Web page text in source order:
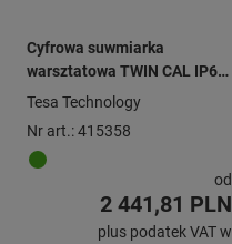
Cyfrowa suwmiarka
warsztatowa TWIN CAL IP67,
bez macek pomiarowych
Tesa Technology
Nr art.: 415358
od
2 441,81 PLN
plus podatek VAT w